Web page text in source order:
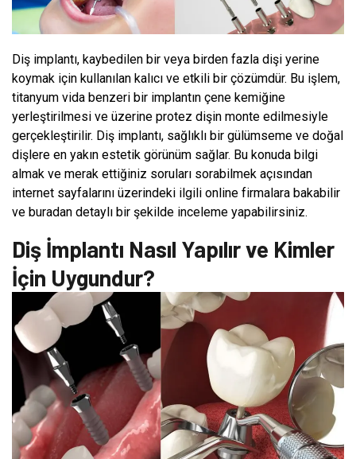
Diş implantı, kaybedilen bir veya birden fazla dişi yerine
koymak için kullanılan kalıcı ve etkili bir çözümdür. Bu işlem,
titanyum vida benzeri bir implantın çene kemiğine
yerleştirilmesi ve üzerine protez dişin monte edilmesiyle
gerçekleştirilir. Diş implantı, sağlıklı bir gülümseme ve doğal
dişlere en yakın estetik görünüm sağlar. Bu konuda bilgi
almak ve merak ettiğiniz soruları sorabilmek açısından
internet sayfalarını üzerindeki ilgili online firmalara bakabilir
ve buradan detaylı bir şekilde inceleme yapabilirsiniz.
Diş İmplantı Nasıl Yapılır ve Kimler
İçin Uygundur?